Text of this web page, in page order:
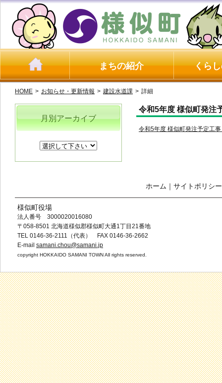
まちの紹介 くら
HOME > お知らせ・更新情報 > 建設水道課 > 詳細
令和5年度 様似町発注
令和5年度 様似町発注予定工
月別アーカイブ
ホーム ｜ サイトポリシー
様似町役場
法人番号 3000020016080
〒058-8501 北海道様似郡様似町大通1丁目21番地
TEL 0146-36-2111（代表） FAX 0146-36-2662
E-mail samani.chou@samani.jp
copyright HOKKAIDO SAMANI TOWN All rights reserved.